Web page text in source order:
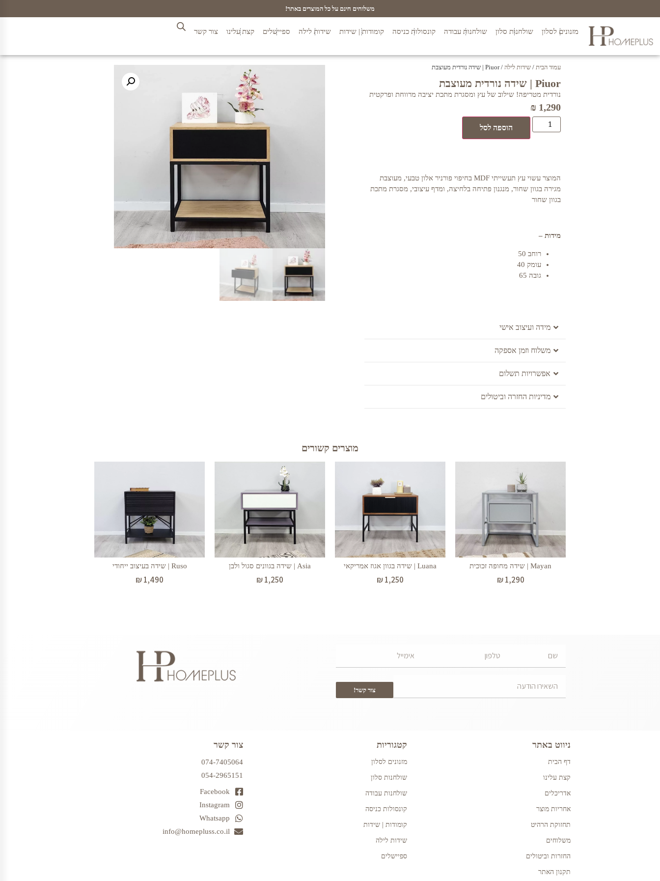
משלוחים חינם על כל המוצרים באתר!
מזנונים לסלון שולחנות סלון שולחנות עבודה קונסולות כניסה קומודות | שידות שידות לילה ספיישלים קצת עלינו צור קשר
עמוד הבית / שידות לילה / Piuor | שידה נורדית מעוצבת
Piuor | שידה נורדית מעוצבת
נורדית מטריפה! שילוב של עץ ומסגרת מתכת יציבה מרווחת ופרקטית
₪ 1,290
הוספה לסל
המוצר עשוי עץ תעשייתי MDF בחיפוי פורניר אלון טבעי, מעוצבת
מגירה בגוון שחור, מנגנון פתיחה בלחיצה, ומדף עיצובי, מסגרת מתכת
בגוון שחור
מידות –
רוחב 50
עומק 40
גובה 65
מידה ועיצוב אישי
משלוח וזמן אספקה
אפשרויות תשלום
מדיניות החזרה וביטולים
מוצרים קשורים
Mayan | שידה מחופה זכוכית
₪1,290
Luana | שידה בגוון אגוז אמריקאי
₪1,250
Asia | שידה בגוונים סגול ולבן
₪1,250
Ruso | שידה בעיצוב ייחודי
₪1,490
צור קשר!
ניווט באתר
דף הבית
קצת עלינו
אדריכלים
אחריות מוצר
תחזוקת הרהיט
משלוחים
החזרות וביטולים
תקנון האתר
קטגוריות
מזנונים לסלון
שולחנות סלון
שולחנות עבודה
קונסולות כניסה
קומודות | שידות
שידות לילה
ספיישלים
צור קשר
074-7405064
054-2965151
Facebook
Instagram
Whatsapp
info@homepluss.co.il